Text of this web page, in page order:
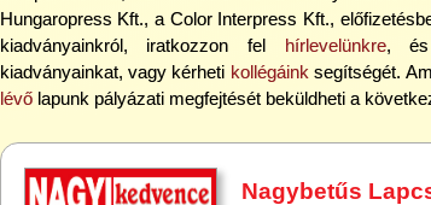
Hungaropress Kft., a Color Interpress Kft.,
kiadványainkról, iratkozzon fel hírlevelünkre, és
kiadványainkat, vagy kérheti kollégáink segítségét.
lévőlapunk pályázati megfejtését beküldheti a
Nagybetűs